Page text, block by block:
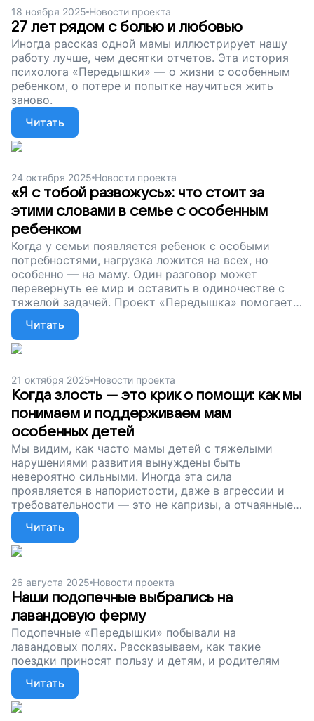
18 ноября 2025 Новости проекта
27 лет рядом с болью и любовью
Иногда рассказ одной мамы иллюстрирует нашу
работу лучше, чем десятки отчетов. Эта история
психолога «Передышки» — о жизни с особенным
ребенком, о потере и попытке научиться жить
заново.
Читать
24 октября 2025 Новости проекта
«Я с тобой развожусь»: что стоит за
этими словами в семье с особенным
ребенком
Когда у семьи появляется ребенок с особыми
потребностями, нагрузка ложится на всех, но
особенно — на маму. Один разговор может
перевернуть ее мир и оставить в одиночестве с
тяжелой задачей. Проект «Передышка» помогает
обеспечить мамам поддержку и дать им силы
продолжать.
Читать
21 октября 2025 Новости проекта
Когда злость — это крик о помощи: как мы
понимаем и поддерживаем мам
особенных детей
Мы видим, как часто мамы детей с тяжелыми
нарушениями развития вынуждены быть
невероятно сильными. Иногда эта сила
проявляется в напористости, даже в агрессии и
требовательности — это не капризы, а отчаянные
шаги, чтобы добиться необходимого для своего
ребенка. Это их способ сказать миру: «Мой
ребенок важен, и я добьюсь всего, что ему нужно!»
Читать
26 августа 2025 Новости проекта
Наши подопечные выбрались на
лавандовую ферму
Подопечные «Передышки» побывали на
лавандовых полях. Рассказываем, как такие
поездки приносят пользу и детям, и родителям
Читать